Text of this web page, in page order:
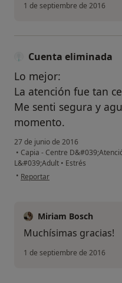
1 de septiembre de 2016
Cuenta eliminada
Lo mejor:
La atención fue tan
Me senti segura y
momento.
27 de junio de 2016
• Capia - Centre
L&#039;Adult • Estrés
• en opinión del usuario Cuenta
Reportar
Miriam Bosch
Muchísimas gracias!
1 de septiembre de 2016